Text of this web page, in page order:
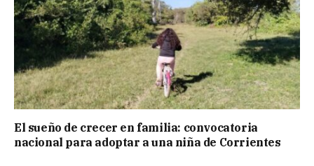
El sueño de crecer en familia: convocatoria
nacional para adoptar a una niña de Corrientes